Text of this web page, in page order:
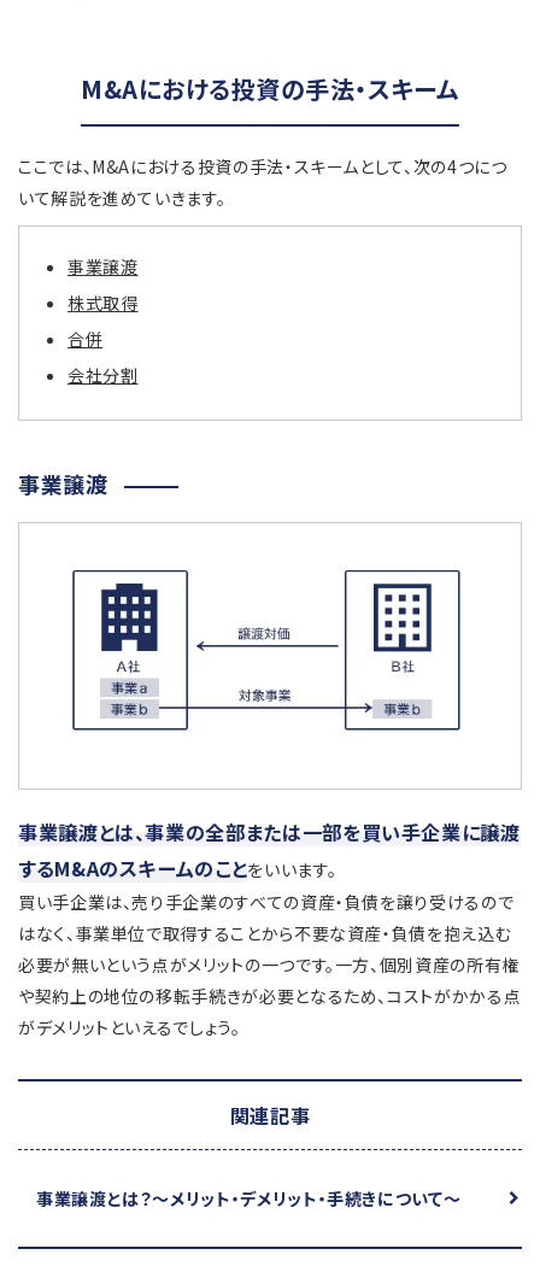
M&Aにおける投資の手法・スキーム
ここでは、M&Aにおける投資の手法・スキームとして、次の4つにつ
いて解説を進めていきます。
事業譲渡
株式取得
合併
会社分割
事業譲渡
事業譲渡とは、事業の全部または一部を買い手企業に譲渡
するM&Aのスキームのことをいいます。
買い手企業は、売り手企業のすべての資産・負債を譲り受けるので
はなく、事業単位で取得することから不要な資産・負債を抱え込む
必要が無いという点がメリットの一つです。一方、個別資産の所有権
や契約上の地位の移転手続きが必要となるため、コストがかかる点
がデメリットといえるでしょう。
関連記事
事業譲渡とは？～メリット・デメリット・手続きについて～